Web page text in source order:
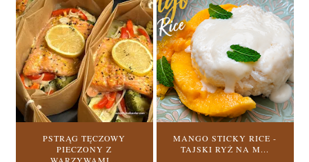
PSTRĄG TĘCZOWY
PIECZONY Z
WARZYWAMI...
MANGO STICKY RICE -
TAJSKI RYŻ NA M...